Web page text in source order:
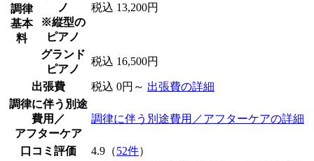
調律
基本
料
ノ
※縦型の
ピアノ
税込 13,200円
グランド
ピアノ
税込 16,500円
出張費 税込 0円～ 出張費の詳細
調律に伴う別途
費用／
アフターケア
調律に伴う別途費用／アフターケアの詳細
口コミ評価 4.9（52件）